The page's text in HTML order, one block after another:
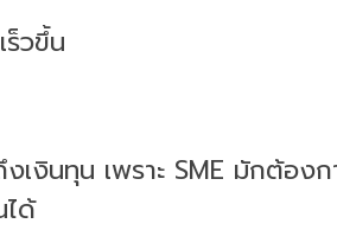
ร็วขึ้น
งินทุน เพราะ SME มักต้องก
ด้